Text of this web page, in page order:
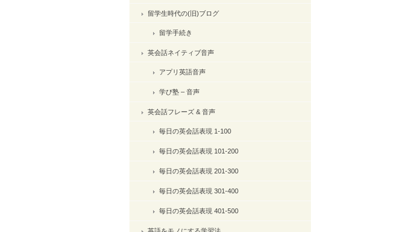
留学生時代の(旧)ブログ
留学手続き
英会話ネイティブ音声
アプリ英語音声
学び塾 – 音声
英会話フレーズ & 音声
毎日の英会話表現 1-100
毎日の英会話表現 101-200
毎日の英会話表現 201-300
毎日の英会話表現 301-400
毎日の英会話表現 401-500